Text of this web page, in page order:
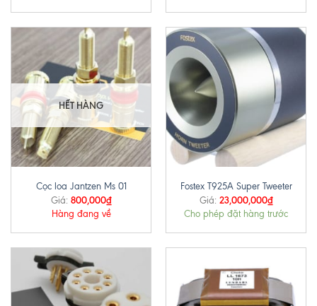
HẾT HÀNG
Cọc loa Jantzen Ms 01
Giá: 800,000₫
Hàng đang về
Fostex T925A Super Tweeter
Giá: 23,000,000₫
Cho phép đặt hàng trước